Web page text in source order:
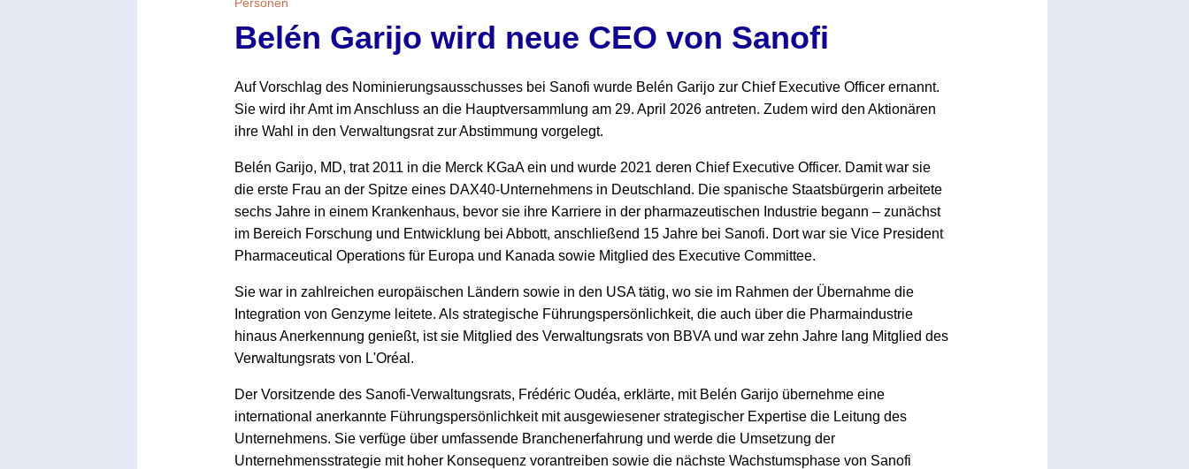
Belén Garijo wird neue CEO von Sanofi
Auf Vorschlag des Nominierungsausschusses bei Sanofi wurde Belén Garijo zur Chief Executive Officer ernannt.
Sie wird ihr Amt im Anschluss an die Hauptversammlung am 29. April 2026 antreten. Zudem wird den Aktionären
ihre Wahl in den Verwaltungsrat zur Abstimmung vorgelegt.
Belén Garijo, MD, trat 2011 in die Merck KGaA ein und wurde 2021 deren Chief Executive Officer. Damit war sie
die erste Frau an der Spitze eines DAX40-Unternehmens in Deutschland. Die spanische Staatsbürgerin arbeitete
sechs Jahre in einem Krankenhaus, bevor sie ihre Karriere in der pharmazeutischen Industrie begann – zunächst
im Bereich Forschung und Entwicklung bei Abbott, anschließend 15 Jahre bei Sanofi. Dort war sie Vice President
Pharmaceutical Operations für Europa und Kanada sowie Mitglied des Executive Committee.
Sie war in zahlreichen europäischen Ländern sowie in den USA tätig, wo sie im Rahmen der Übernahme die
Integration von Genzyme leitete. Als strategische Führungspersönlichkeit, die auch über die Pharmaindustrie
hinaus Anerkennung genießt, ist sie Mitglied des Verwaltungsrats von BBVA und war zehn Jahre lang Mitglied des
Verwaltungsrats von L'Oréal.
Der Vorsitzende des Sanofi-Verwaltungsrats, Frédéric Oudéa, erklärte, mit Belén Garijo übernehme eine
international anerkannte Führungspersönlichkeit mit ausgewiesener strategischer Expertise die Leitung des
Unternehmens. Sie verfüge über umfassende Branchenerfahrung und werde die Umsetzung der
Unternehmensstrategie mit hoher Konsequenz vorantreiben sowie die nächste Wachstumsphase von Sanofi